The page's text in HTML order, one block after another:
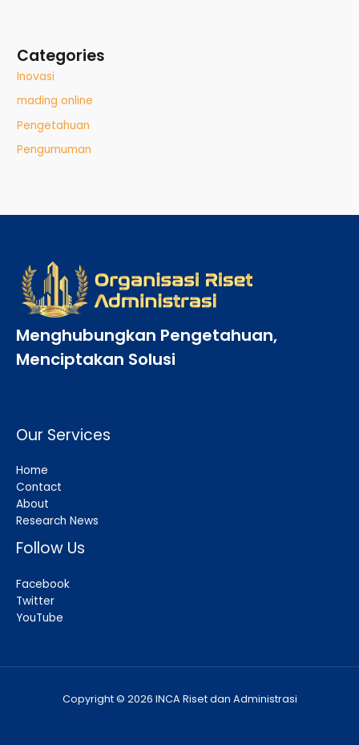
Categories
Inovasi
mading online
Pengetahuan
Pengumuman
Menghubungkan Pengetahuan,
Menciptakan Solusi
Our Services
Home
Contact
About
Research News
Follow Us
Facebook
Twitter
YouTube
Copyright © 2026 INCA Riset dan Administrasi